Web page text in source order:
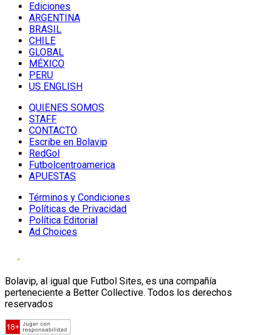
Ediciones
ARGENTINA
BRASIL
CHILE
GLOBAL
MÉXICO
PERU
US ENGLISH
QUIENES SOMOS
STAFF
CONTACTO
Escribe en Bolavip
RedGol
Futbolcentroamerica
APUESTAS
Términos y Condiciones
Políticas de Privacidad
Política Editorial
Ad Choices
Bolavip, al igual que Futbol Sites, es una compañía
perteneciente a Better Collective. Todos los derechos
reservados